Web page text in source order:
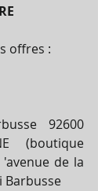
offres :
92600
(boutique
de la
Barbusse